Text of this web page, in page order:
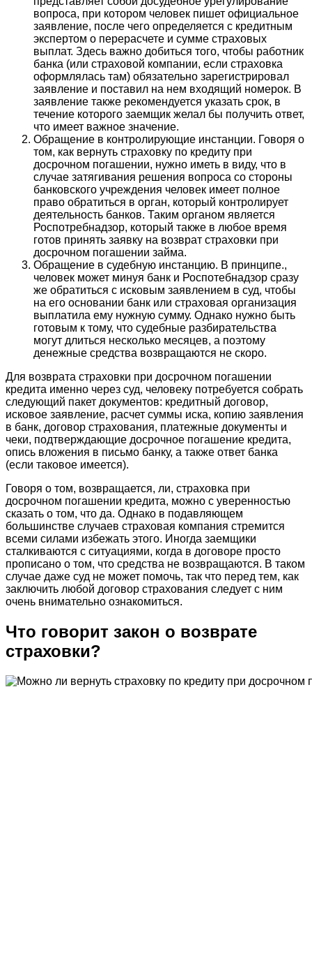
вопроса, при котором человек пишет официальное
заявление, после чего определяется с кредитным
экспертом о перерасчете и сумме страховых
выплат. Здесь важно добиться того, чтобы работник
банка (или страховой компании, если страховка
оформлялась там) обязательно зарегистрировал
заявление и поставил на нем входящий номерок. В
заявление также рекомендуется указать срок, в
течение которого заемщик желал бы получить ответ,
что имеет важное значение.
Обращение в контролирующие инстанции. Говоря о
том, как вернуть страховку по кредиту при
досрочном погашении, нужно иметь в виду, что в
случае затягивания решения вопроса со стороны
банковского учреждения человек имеет полное
право обратиться в орган, который контролирует
деятельность банков. Таким органом является
Роспотребнадзор, который также в любое время
готов принять заявку на возврат страховки при
досрочном погашении займа.
Обращение в судебную инстанцию. В принципе.,
человек может минуя банк и Роспотебнадзор сразу
же обратиться с исковым заявлением в суд, чтобы
на его основании банк или страховая организация
выплатила ему нужную сумму. Однако нужно быть
готовым к тому, что судебные разбирательства
могут длиться несколько месяцев, а поэтому
денежные средства возвращаются не скоро.
Для возврата страховки при досрочном погашении
кредита именно через суд, человеку потребуется собрать
следующий пакет документов: кредитный договор,
исковое заявление, расчет суммы иска, копию заявления
в банк, договор страхования, платежные документы и
чеки, подтверждающие досрочное погашение кредита,
опись вложения в письмо банку, а также ответ банка
(если таковое имеется).
Говоря о том, возвращается, ли, страховка при
досрочном погашении кредита, можно с уверенностью
сказать о том, что да. Однако в подавляющем
большинстве случаев страховая компания стремится
всеми силами избежать этого. Иногда заемщики
сталкиваются с ситуациями, когда в договоре просто
прописано о том, что средства не возвращаются. В таком
случае даже суд не может помочь, так что перед тем, как
заключить любой договор страхования следует с ним
очень внимательно ознакомиться.
Что говорит закон о возврате
страховки?